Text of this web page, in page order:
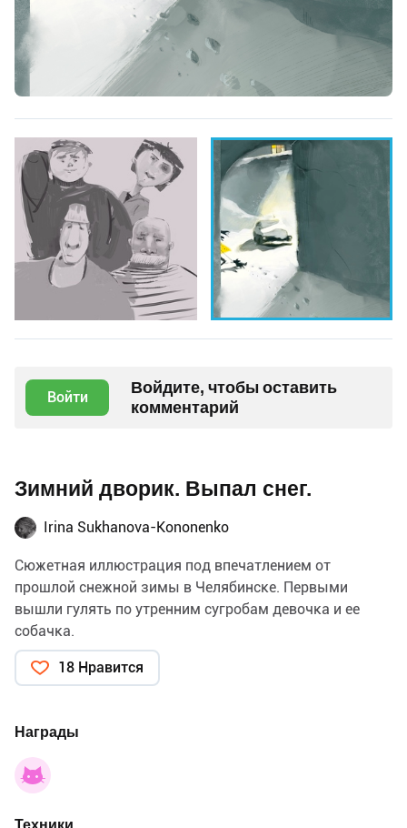
Войти
Войдите, чтобы оставить
комментарий
Зимний дворик. Выпал снег.
Irina Sukhanova-Kononenko
Сюжетная иллюстрация под впечатлением от
прошлой снежной зимы в Челябинске. Первыми
вышли гулять по утренним сугробам девочка и ее
собачка.
18 Нравится
Награды